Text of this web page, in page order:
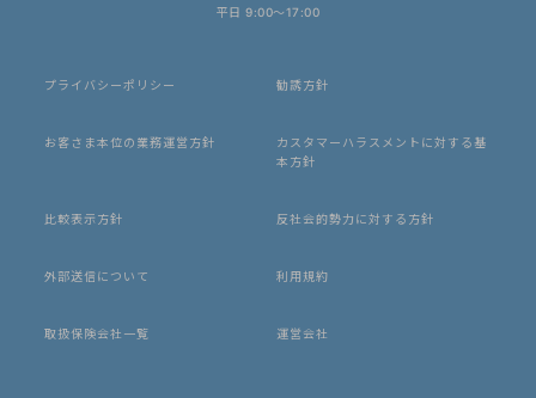
平日 9:00〜17:00
プライバシーポリシー 勧誘方針
お客さま本位の業務運営方針
カスタマーハラスメントに対する基
本方針
比較表示方針 反社会的勢力に対する方針
外部送信について 利用規約
取扱保険会社一覧 運営会社